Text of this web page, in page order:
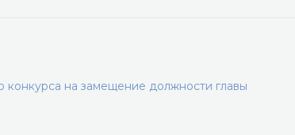
на замещение должности главы